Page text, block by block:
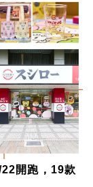
開跑，19款